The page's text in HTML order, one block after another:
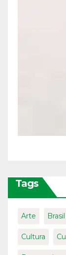
Tags
Arte Brasil
Cultura